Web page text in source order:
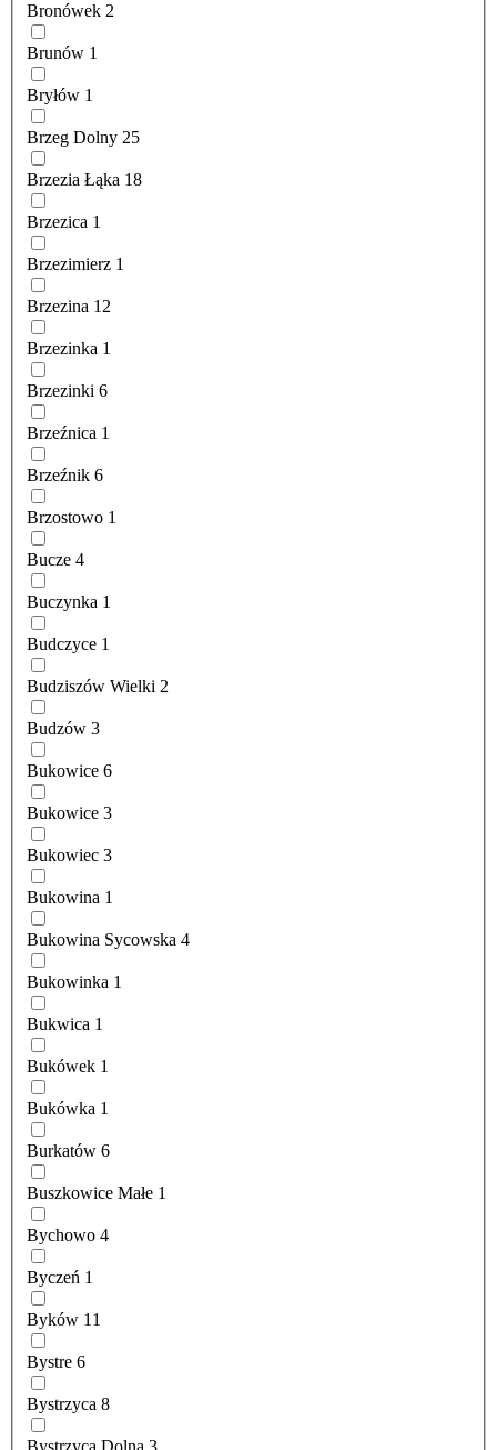
Bronówek 2
Brunów 1
Bryłów 1
Brzeg Dolny 25
Brzezia Łąka 18
Brzezica 1
Brzezimierz 1
Brzezina 12
Brzezinka 1
Brzezinki 6
Brzeźnica 1
Brzeźnik 6
Brzostowo 1
Bucze 4
Buczynka 1
Budczyce 1
Budziszów Wielki 2
Budzów 3
Bukowice 6
Bukowice 3
Bukowiec 3
Bukowina 1
Bukowina Sycowska 4
Bukowinka 1
Bukwica 1
Bukówek 1
Bukówka 1
Burkatów 6
Buszkowice Małe 1
Bychowo 4
Byczeń 1
Byków 11
Bystre 6
Bystrzyca 8